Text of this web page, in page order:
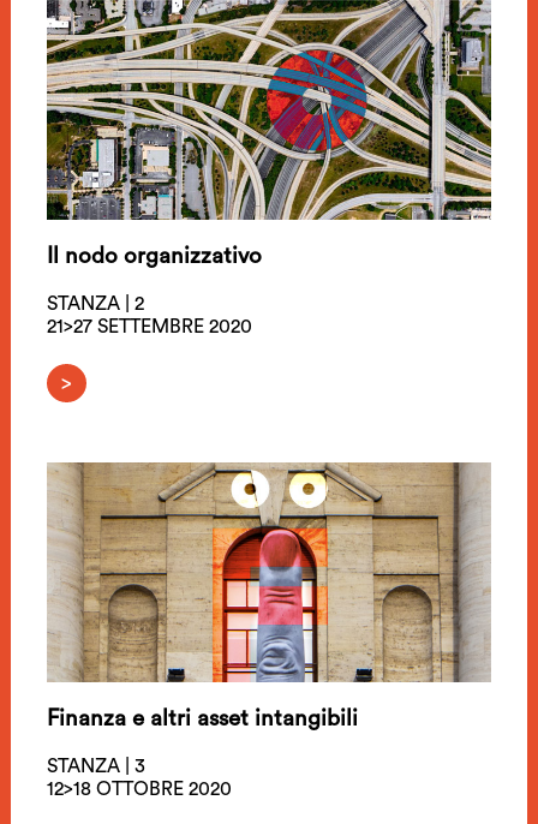
Il nodo organizzativo
STANZA | 2
21>27 SETTEMBRE 2020
>
Finanza e altri asset intangibili
STANZA | 3
12>18 OTTOBRE 2020